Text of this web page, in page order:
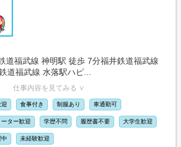
道福武線 神明駅 徒歩 7分福井鉄道福武線
道福武線 水落駅ハピ...
仕事内容を見てみる ∨
食事付き 制服あり 車通勤可
ーター歓迎 学歴不問 履歴書不要 大学生歓迎
未経験歓迎